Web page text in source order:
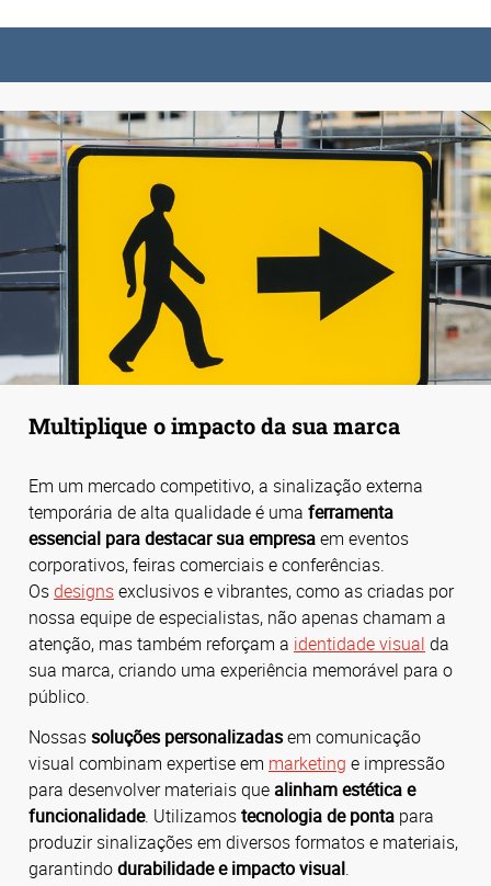
Multiplique o impacto da sua marca
Em um mercado competitivo, a sinalização externa
temporária de alta qualidade é uma ferramenta
essencial para destacar sua empresaem eventos
corporativos, feiras comerciais e conferências.
Osdesignsexclusivos e vibrantes, como as criadas por
nossa equipe de especialistas, não apenas chamam a
atenção, mas também reforçam a identidade visual da
sua marca, criando uma experiência memorável para o
público.
Nossassoluções personalizadasem comunicação
visual combinam expertise em marketing e impressão
para desenvolver materiais quealinham estética e
funcionalidade. Utilizamostecnologia de ponta para
produzir sinalizações em diversos formatos e materiais,
garantindodurabilidade e impacto visual.